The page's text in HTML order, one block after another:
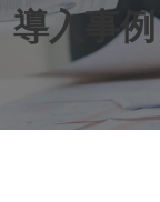
Salesforce導入企業様
導入事例
お役立ち記事
導入事例